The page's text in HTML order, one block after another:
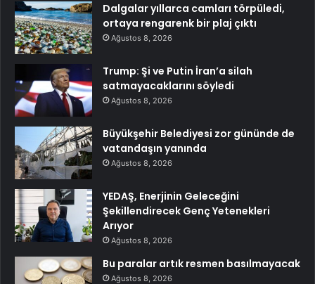
Dalgalar yıllarca camları törpüledi,
ortaya rengarenk bir plaj çıktı
Ağustos 8, 2026
Trump: Şi ve Putin İran’a silah
satmayacaklarını söyledi
Ağustos 8, 2026
Büyükşehir Belediyesi zor gününde de
vatandaşın yanında
Ağustos 8, 2026
YEDAŞ, Enerjinin Geleceğini
Şekillendirecek Genç Yetenekleri
Arıyor
Ağustos 8, 2026
Bu paralar artık resmen basılmayacak
Ağustos 8, 2026